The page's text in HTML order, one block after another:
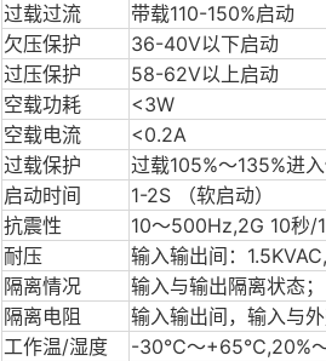
过载过流
带载110-150%启动
欠压保护
36-40V以下启动
过压保护
58-62V以上启动
空载功耗
<3W
空载电流
<0.2A
过载保护
过载105%～135%进
启动时间
1-2S （软启动）
抗震性
10～500Hz,2G 10秒/
耐压
输入输出间：
隔离情况
输入与输出隔离状态
隔离电阻
输入输出间，输入与
工作温/湿度
-30℃～+65℃,20%～